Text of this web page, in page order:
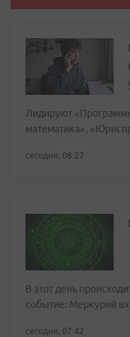
Лидируют
математика»,
сегодня, 08:27
В этот день
событие: Меркурий
сегодня, 07:42